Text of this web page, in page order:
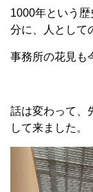
1000年という
分に、人として
事務所の花見も
話は変わって、
して来ました。